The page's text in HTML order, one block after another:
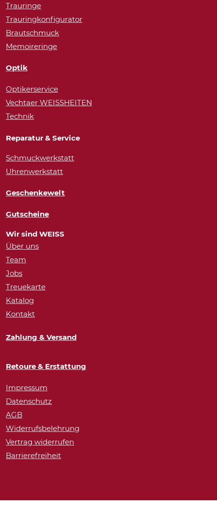
Trauringe
Trauringkonfigurator
Brautschmuck
Memoireringe
Optik
Optikerservice
Vechtaer WEISSHEITEN
Technik
Reparatur & Service
Schmuckwerkstatt
Uhrenwerkstatt
Geschenkewelt
Gutscheine
Wir sind WEISS
Über uns
Team
Jobs
Treuekarte
Katalog
Kontakt
Zahlung & Versand
Retoure & Erstattung
Impressum
Datenschutz
AGB
Widerrufsbelehrung
Vertrag widerrufen
Barrierefreiheit